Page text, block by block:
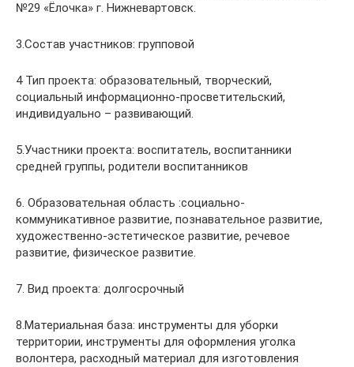
№29 «Ёлочка» г. Нижневартовск.
3.Состав участников: групповой
4 Тип проекта: образовательный, творческий,
социальный информационно-просветительский,
индивидуально – развивающий.
5.Участники проекта: воспитатель, воспитанники
средней группы, родители воспитанников
6. Образовательная область :социально-
коммуникативное развитие, познавательное развитие,
художественно-эстетическое развитие, речевое
развитие, физическое развитие.
7. Вид проекта: долгосрочный
8.Материальная база: инструменты для уборки
территории, инструменты для оформления уголка
волонтера, расходный материал для изготовления